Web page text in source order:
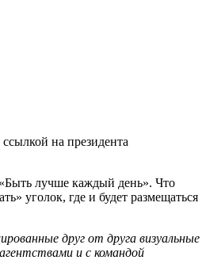
на президента
лучше каждый день». Что
уголок, где и будет размещаться
друг от друга визуальные
и с командой